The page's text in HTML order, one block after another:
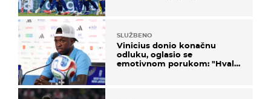
SLUŽBENO
Vinicius donio konačnu
odluku, oglasio se
emotivnom porukom: "Hvala